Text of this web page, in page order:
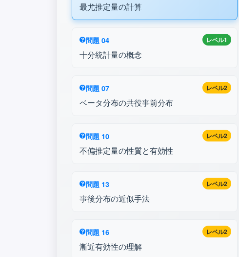
最尤推定量の計算
レベル1
問題 04
十分統計量の概念
レベル2
問題 07
ベータ分布の共役事前分布
レベル2
問題 10
不偏推定量の性質と有効性
レベル2
問題 13
事後分布の近似手法
レベル2
問題 16
漸近有効性の理解